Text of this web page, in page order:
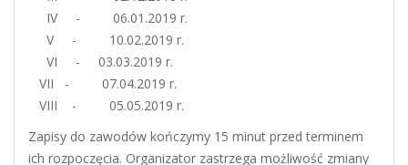
IV - 06.01.2019 r.
V - 10.02.2019 r.
VI - 03.03.2019 r.
VII - 07.04.2019 r.
VIII - 05.05.2019 r.
Zapisy do zawodów kończymy 15 minut przed terminem
ich rozpoczęcia. Organizator zastrzega możliwość zmiany